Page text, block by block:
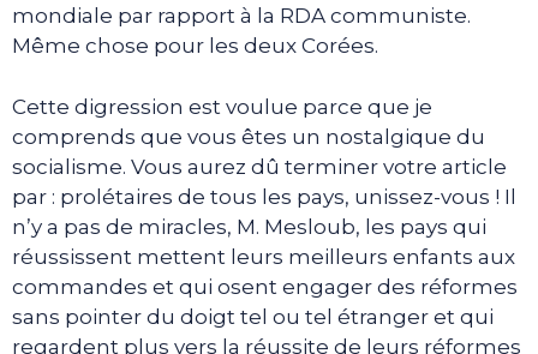
mondiale par rapport à la RDA communiste.
Même chose pour les deux Corées.
Cette digression est voulue parce que je
comprends que vous êtes un nostalgique du
socialisme. Vous aurez dû terminer votre article
par : prolétaires de tous les pays, unissez-vous ! Il
n’y a pas de miracles, M. Mesloub, les pays qui
réussissent mettent leurs meilleurs enfants aux
commandes et qui osent engager des réformes
sans pointer du doigt tel ou tel étranger et qui
regardent plus vers la réussite de leurs réformes